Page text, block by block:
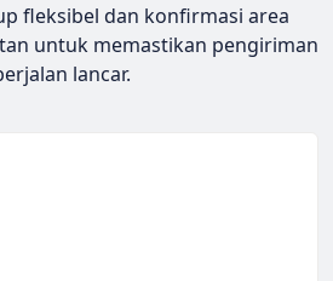
fleksibel dan konfirmasi area
untuk memastikan pengiriman
lancar.